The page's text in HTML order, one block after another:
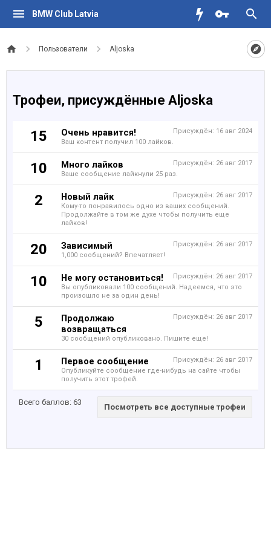
BMW Club Latvia
Пользователи Aljoska
Трофеи, присуждённые Aljoska
15 Присуждён: 16 авг 2024
Очень нравится!
Ваш контент получил 100 лайков.
10 Присуждён: 26 авг 2017
Много лайков
Ваше сообщение лайкнули 25 раз.
2 Присуждён: 26 авг 2017
Новый лайк
Кому-то понравилось одно из ваших сообщений.
Продолжайте в том же духе чтобы получить еще
лайков!
20 Присуждён: 26 авг 2017
Зависимый
1,000 сообщений? Впечатляет!
10 Присуждён: 26 авг 2017
Не могу остановиться!
Вы опубликовали 100 сообщений. Надеемся, что это
произошло не за один день!
5 Присуждён: 26 авг 2017
Продолжаю
возвращаться
30 сообщений опубликовано. Пишите еще!
1 Присуждён: 26 авг 2017
Первое сообщение
Опубликуйте сообщение где-нибудь на сайте чтобы
получить этот трофей.
Всего баллов: 63
Посмотреть все доступные трофеи